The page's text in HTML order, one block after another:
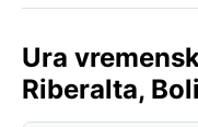
Ura
Riberalta,